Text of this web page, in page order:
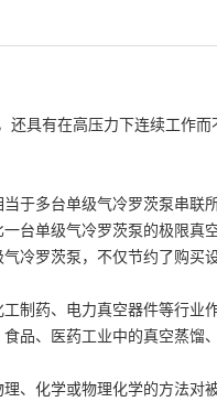
有在高压力下连续工作
多台单级气冷罗茨泵串联
单级气冷罗茨泵的极限真空
罗茨泵，不仅节约了购买
药、电力真空器件等行业作
、医药工业中的真空蒸馏、
化学或物理化学的方法对